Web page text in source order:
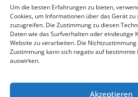
Um die besten Erfahrungen zu bieten,
Cookies, um Informationen über das Gerät
zuzugreifen. Die Zustimmung zu diesen
Daten wie das Surfverhalten oder eindeutige
Website zu verarbeiten. Die
Zustimmung kann sich negativ auf
auswirken.
Akzeptieren
Erhalten Sie unsere Tipps, unsere
E-Mail-Box.
Ich stimme der